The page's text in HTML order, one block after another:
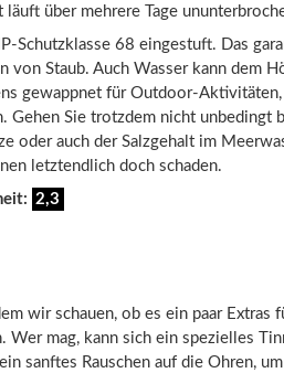
über mehrere Tage
Schutzklasse 68 eingestuft. Das
von Staub. Auch Wasser kann dem
gewappnet für Outdoor-
Gehen Sie trotzdem nicht unbedingt
oder auch der Salzgehalt im
letztendlich doch schaden.
2,3
wir schauen, ob es ein paar Extras
Wer mag, kann sich ein spezielles
sanftes Rauschen auf die Ohren,